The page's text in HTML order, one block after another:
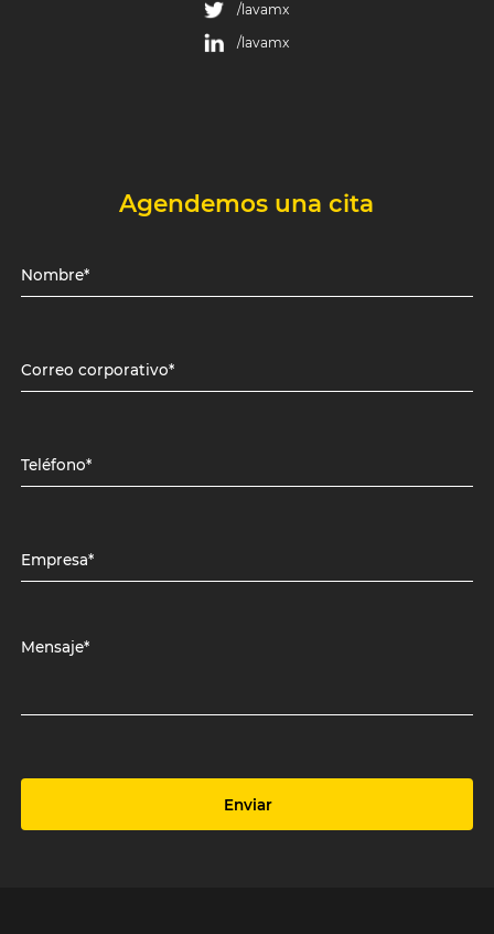
/lavamx
/lavamx
Agendemos una cita
Nombre*
Correo corporativo*
Teléfono*
Empresa*
Mensaje*
Enviar